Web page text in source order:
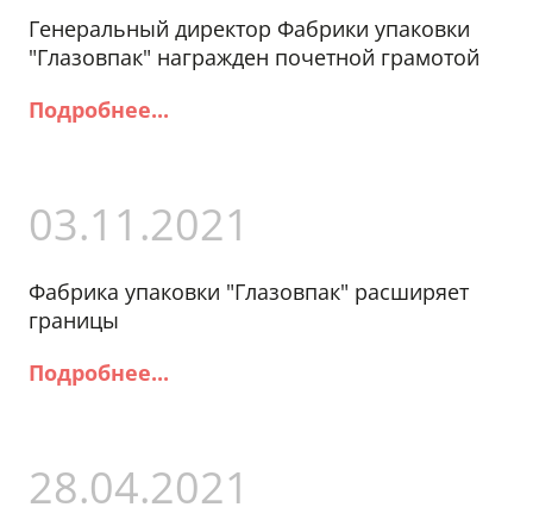
Генеральный директор Фабрики упаковки
"Глазовпак" награжден почетной грамотой
Подробнее...
03.11.2021
Фабрика упаковки "Глазовпак" расширяет
границы
Подробнее...
28.04.2021